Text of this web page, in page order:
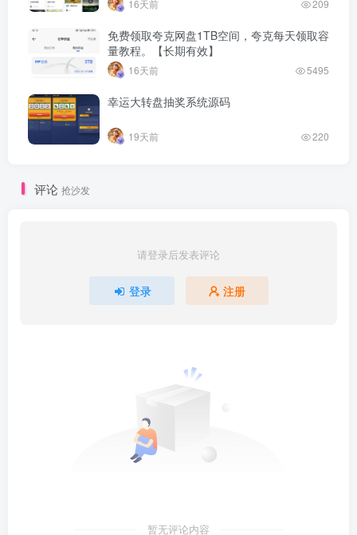
16天前 209
免费领取夸克网盘1TB空间，夸克每天领取容
量教程。【长期有效】
16天前 5495
幸运大转盘抽奖系统源码
19天前 220
评论 抢沙发
请登录后发表评论
登录 注册
暂无评论内容